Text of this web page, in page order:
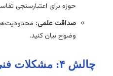
حوزه برای اعتبارسنجی
صداقت علمی:
وضوح بیان کنید.
چالش ۴: مشکلات فنی با نرم‌افزارها